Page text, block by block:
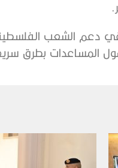
في دعم الشعب
المساعدات بطرق